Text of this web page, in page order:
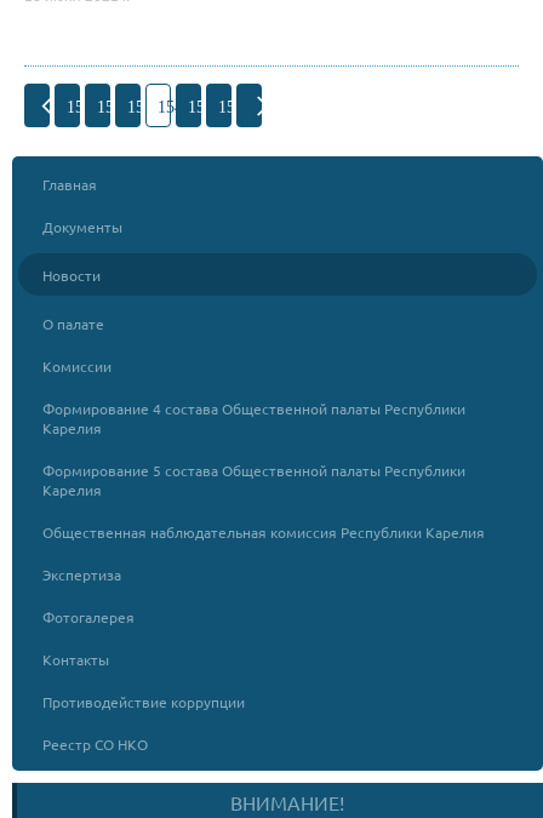
151 152 153 154 155 156
Главная
Документы
Новости
О палате
Комиссии
Формирование 4 состава Общественной палаты Республики
Карелия
Формирование 5 состава Общественной палаты Республики
Карелия
Общественная наблюдательная комиссия Республики Карелия
Экспертиза
Фотогалерея
Контакты
Противодействие коррупции
Реестр СО НКО
ВНИМАНИЕ!